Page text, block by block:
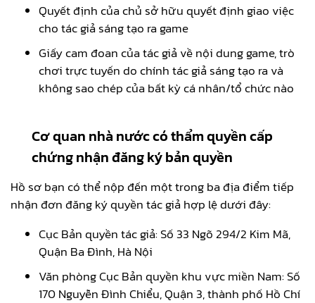
Quyết định của chủ sở hữu quyết định giao việc
cho tác giả sáng tạo ra game
Giấy cam đoan của tác giả về nội dung game, trò
chơi trực tuyến do chính tác giả sáng tạo ra và
không sao chép của bất kỳ cá nhân/tổ chức nào
Cơ quan nhà nước có thẩm quyền cấp
chứng nhận đăng ký bản quyền
Hồ sơ bạn có thể nộp đến một trong ba địa điểm tiếp
nhận đơn đăng ký quyền tác giả hợp lệ dưới đây:
Cục Bản quyền tác giả: Số 33 Ngõ 294/2 Kim Mã,
Quận Ba Đình, Hà Nội
Văn phòng Cục Bản quyền khu vực miền Nam: Số
170 Nguyễn Đình Chiểu, Quận 3, thành phố Hồ Chí